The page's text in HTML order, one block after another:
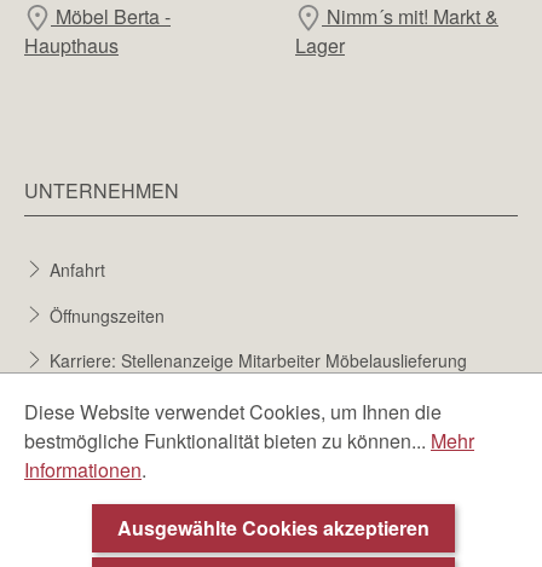
Möbel Berta -
Haupthaus
Nimm´s mit! Markt &
Lager
UNTERNEHMEN
Anfahrt
Öffnungszeiten
Karriere: Stellenanzeige Mitarbeiter Möbelauslieferung
Karriere bei Möbel Berta
Bewerbungsformular
Diese Website verwendet Cookies, um Ihnen die
bestmögliche Funktionalität bieten zu können... Mehr
Informationen.
Ausgewählte Cookies akzeptieren